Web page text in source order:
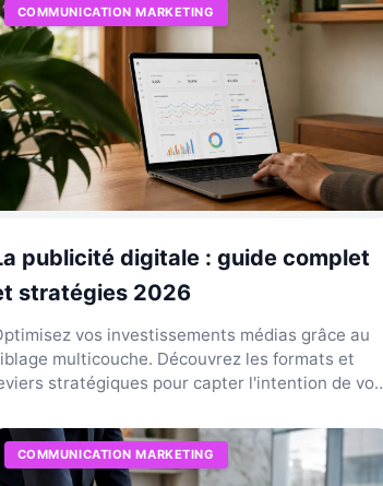
COMMUNICATION MARKETING
publicité digitale : guide complet
stratégies 2026
vos investissements médias grâce au
multicouche. Découvrez les formats et
stratégiques pour capter l'intention de vos
COMMUNICATION MARKETING